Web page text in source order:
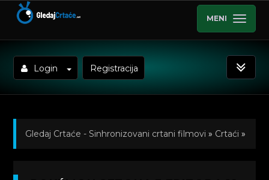
MENI
Login Registracija
Gledaj Crtaće - Sinhronizovani crtani filmovi » Crtaći »